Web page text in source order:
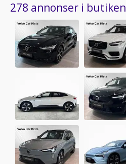
278 annonser i butiken